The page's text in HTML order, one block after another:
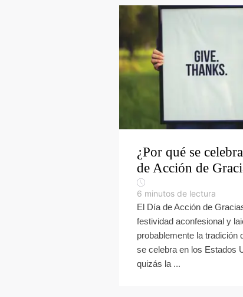
¿Por qué se
de Acción de
6 minutos de lectura
El Día de Acción de
festividad aconfesional y
probablemente la tradición
se celebra en los Estados
quizás la ...